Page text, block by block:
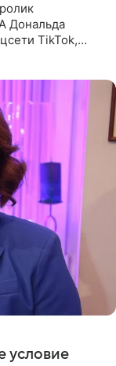
Дональда
TikTok,
условие